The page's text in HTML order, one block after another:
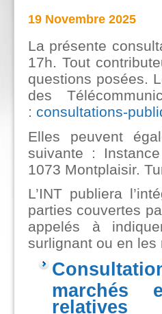
19 Novembre 2025
La présente
17h. Tout
questions posées.
des
: consultations-
Elles peuvent
suivante :
1073 Montplaisir.
L’INT publiera
parties couvertes
appelés à
surlignant ou en
marchés
relatives